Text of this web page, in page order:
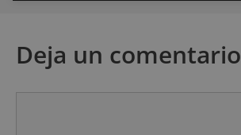
Deja un comentario